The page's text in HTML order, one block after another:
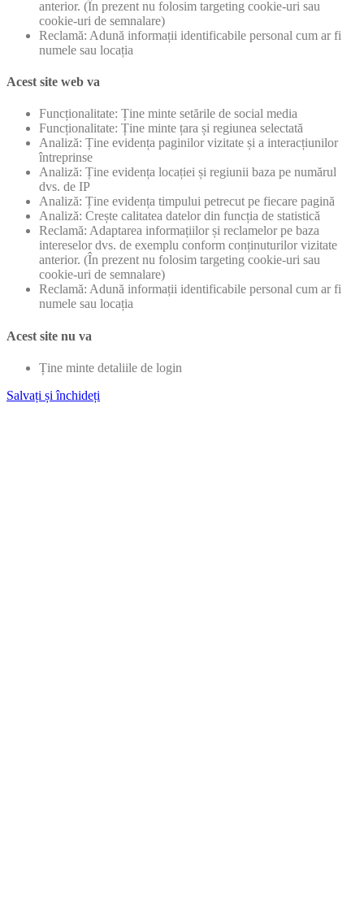
anterior. (În prezent nu folosim targeting cookie-uri sau
cookie-uri de semnalare)
Reclamă: Adună informații identificabile personal cum ar fi
numele sau locația
Acest site web va
Funcționalitate: Ține minte setările de social media
Funcționalitate: Ține minte țara și regiunea selectată
Analiză: Ține evidența paginilor vizitate și a interacțiunilor
întreprinse
Analiză: Ține evidența locației și regiunii baza pe numărul
dvs. de IP
Analiză: Ține evidența timpului petrecut pe fiecare pagină
Analiză: Crește calitatea datelor din funcția de statistică
Reclamă: Adaptarea informațiilor și reclamelor pe baza
intereselor dvs. de exemplu conform conținuturilor vizitate
anterior. (În prezent nu folosim targeting cookie-uri sau
cookie-uri de semnalare)
Reclamă: Adună informații identificabile personal cum ar fi
numele sau locația
Acest site nu va
Ține minte detaliile de login
Salvați și închideți